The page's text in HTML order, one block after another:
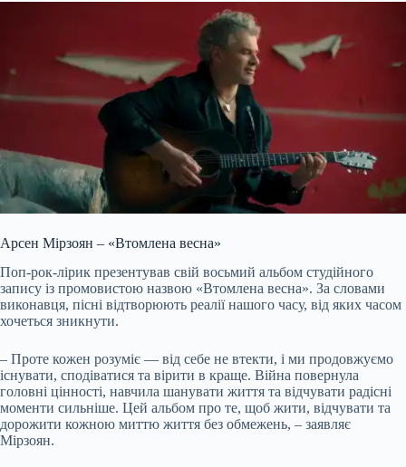
Арсен Мірзоян – «Втомлена весна»
Поп-рок-лірик презентував свій восьмий альбом студійного
запису із промовистою назвою «Втомлена весна». За словами
виконавця, пісні відтворюють реалії нашого часу, від яких часом
хочеться зникнути.
– Проте кожен розуміє — від себе не втекти, і ми продовжуємо
існувати, сподіватися та вірити в краще. Війна повернула
головні цінності, навчила шанувати життя та відчувати радісні
моменти сильніше. Цей альбом про те, щоб жити, відчувати та
дорожити кожною миттю життя без обмежень, – заявляє
Мірзоян.